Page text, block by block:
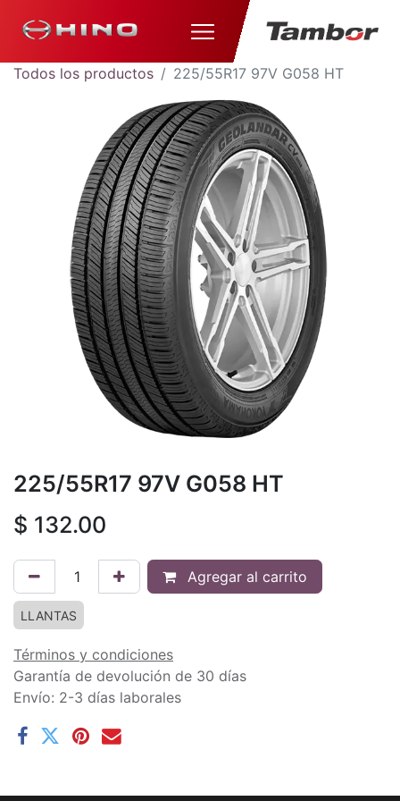
Todos los productos 225/55R17 97V G058 HT
225/55R17 97V G058 HT
$ 132.00
Agregar al carrito
LLANTAS
Términos y condiciones
Garantía de devolución de 30 días
Envío: 2-3 días laborales